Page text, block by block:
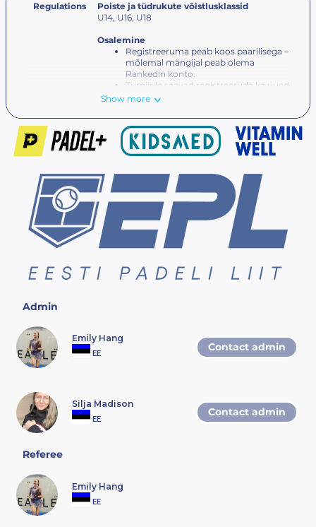
Regulations
Poiste ja tüdrukute võistlusklassid
U14, U16, U18
Osalemine
Registreeruma peab koos paarilisega –
mõlemal mängijal peab olema
Rankedin konto.
Turniirile saavad registreeruda ka uued
mängijad, kellel pole EPL edetabelis
Turniiril osalemiseks peab mängijal
olemaEesti Padeli Liidu mängijalitsents
Kuni 18-aastaste litsents on 19,25 €.
Litsents kehtib 1 aasta alates ostmise
Tutvu EPL võistluste reglemendiga
Noorte liiga etappide formaat
Formaadi otsustab kohtunik vastavalt
registreerunud noorte ja võimalike
vanuseklasside arvule
on vähemalt 2 paari
Vanuselt noorem võib paaris mängida
Show more
Admin
Emily Hang
EE
Contact admin
Silja Madison
EE
Contact admin
Referee
Emily Hang
EE